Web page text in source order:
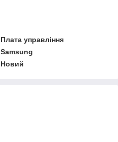
Плата управління
Samsung
Новий